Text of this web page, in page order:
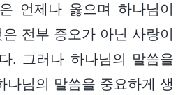
언제나 옳으며 하나님이
전부 증오가 아닌 사랑이
. 그러나 하나님의 말씀을
나님의 말씀을 중요하게 생